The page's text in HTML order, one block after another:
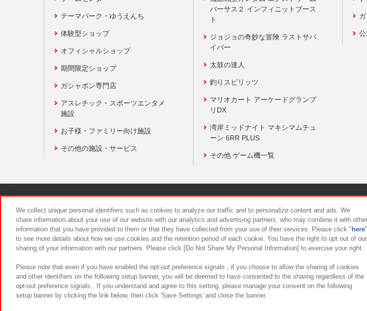
テーマパーク・ゆうえんち
体験型ショップ
オフィシャルショップ
期間限定ショップ
ガシャポン専門店
アスレチック・スポーツエンタメ
施設
お子様・ファミリー向け施設
その他の施設・サービス
バーサス２ インフィニットブース
ト
ジョジョの奇妙な冒険 ラストサバ
イバー
太鼓の達人
釣りスピリッツ
マリオカート アーケードグランプ
リDX
湾岸ミッドナイト マキシマムチュ
ーン 6RR PLUS
その他 ゲーム機一覧
食品のご提供について カスタマーハラスメント対応方
We collect unique personal identifiers such as cookies to analyze our traffic and to personalize content and ads. We
share information about your use of our website with our analytics and advertising partners, who may combine it with other
information that you have provided to them or that they have collected from your use of their services. Please click " here"
to see more details about how we use cookies and the retention period of each cookie. You have the right to opt out of our
sharing of your information with our partners. Please click [Do Not Share My Personal Information] to exercise your right.
Please note that even if you have enabled the opt-out preference signals , if you choose to allow the sharing of cookies
and other identifiers on the following setup banner, you will be deemed to have consented to the sharing regardless of the
opt-out preference signals . If you understand and agree to this setting, please manage your consent on the following
setup banner by clicking the link below, then click 'Save Settings' and close the banner.